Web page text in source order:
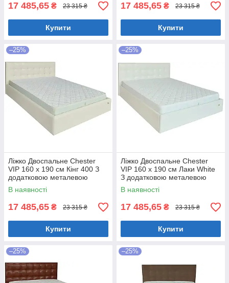
17 485,65 ₴ 23 315 ₴
Купити
17 485,65 ₴ 23 315 ₴
Купити
–25%
Ліжко Двоспальне Chester
VIP 160 х 190 см Кінг 400 З
додатковою металевою
цільнозварною рамою C1
Білий
В наявності
17 485,65 ₴ 23 315 ₴
Купити
–25%
Ліжко Двоспальне Chester
VIP 160 х 190 см Лаки White
З додатковою металевою
цільнозварною рамою Білий
В наявності
17 485,65 ₴ 23 315 ₴
Купити
–25% –25%